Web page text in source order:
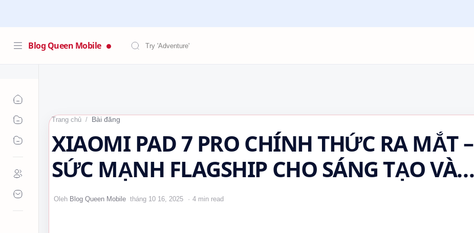
Blog Queen Mobile
Trang chủ Bài đăng
XIAOMI PAD 7 PRO CHÍNH THỨC RA MẮT –
SỨC MẠNH FLAGSHIP CHO SÁNG TẠO VÀ
GIẢI TRÍ 💚 #️⃣ #XiaomiPad7Pro #Tablet2025
4 min read